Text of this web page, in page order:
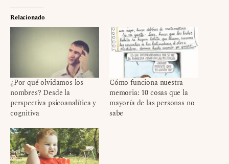
Relacionado
¿Por qué olvidamos los
nombres? Desde la
perspectiva psicoanalítica y
cognitiva
Cómo funciona nuestra
memoria: 10 cosas que la
mayoría de las personas no
sabe